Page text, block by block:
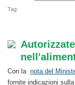
Tag:
Con la nota del
fornite indicazioni